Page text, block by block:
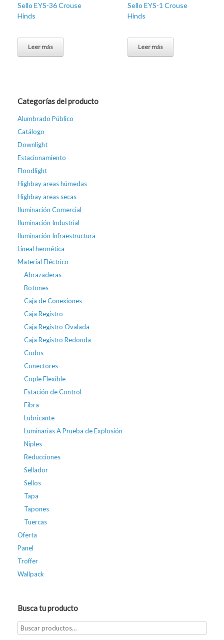
Sello EYS-36 Crouse
Hinds
Leer más
Sello EYS-1 Crouse
Hinds
Leer más
Categorías del producto
Alumbrado Público
Catálogo
Downlight
Estacionamiento
Floodlight
Highbay areas húmedas
Highbay areas secas
Iluminación Comercial
Iluminación Industrial
Iluminación Infraestructura
Lineal hermética
Material Eléctrico
Abrazaderas
Botones
Caja de Conexiones
Caja Registro
Caja Registro Ovalada
Caja Registro Redonda
Codos
Conectores
Cople Flexible
Estación de Control
Fibra
Lubricante
Luminarias A Prueba de Explosión
Niples
Reducciones
Sellador
Sellos
Tapa
Tapones
Tuercas
Oferta
Panel
Troffer
Wallpack
Busca tu producto